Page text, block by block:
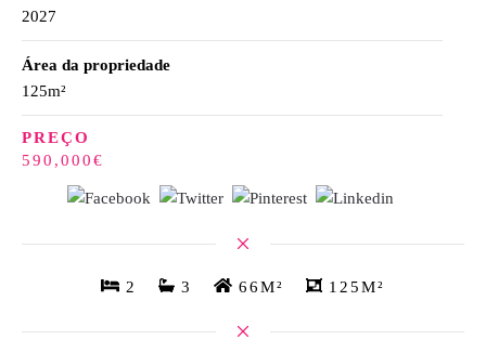
2027
Área da propriedade
125m²
PREÇO
590,000€
2 3 66M² 125M²